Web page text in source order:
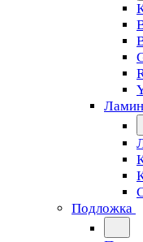
Подложка